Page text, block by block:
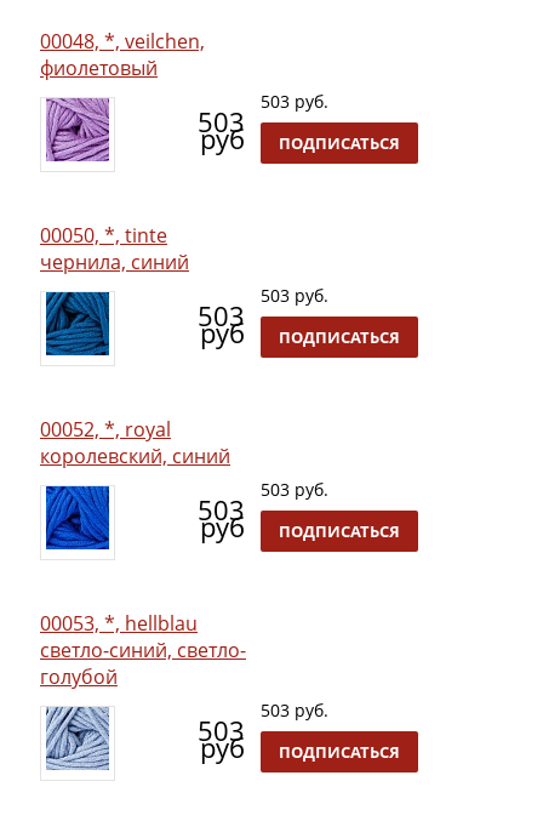
00048, *, veilchen,
фиолетовый
503
руб
503 руб.
ПОДПИСАТЬСЯ
00050, *, tinte
чернила, синий
503
руб
503 руб.
ПОДПИСАТЬСЯ
00052, *, royal
королевский, синий
503
руб
503 руб.
ПОДПИСАТЬСЯ
00053, *, hellblau
светло-синий, светло-
голубой
503
руб
503 руб.
ПОДПИСАТЬСЯ